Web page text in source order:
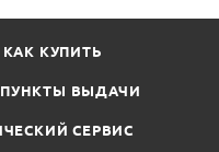
КАК КУПИТЬ
ПУНКТЫ ВЫДАЧИ
СЕРВИС